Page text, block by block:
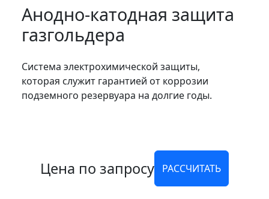
Анодно-катодная защита
газгольдера
Система электрохимической защиты,
которая служит гарантией от коррозии
подземного резервуара на долгие годы.
Цена по запросу РАССЧИТАТЬ